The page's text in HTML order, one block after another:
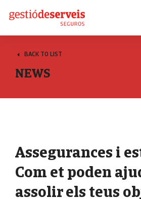
BACK TO LIST
NEWS
Assegurances i
Com et poden
assolir els teus